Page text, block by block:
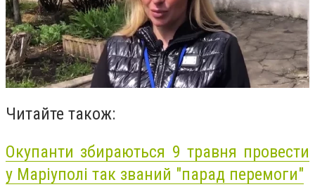
Читайте також:
Окупанти збираються 9 травня провести
у Маріуполі так званий "парад перемоги"